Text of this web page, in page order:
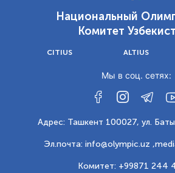
Национальный
Комитет
CITIUS ALTIUS
Мы в соц. сетях:
Адрес: Ташкент 100027, ул.
Эл.почта: info@olympic.uz ,
Комитет: +99871 244